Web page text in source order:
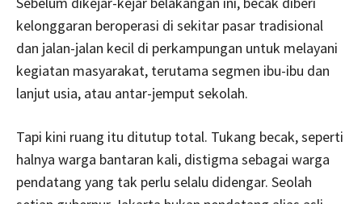
kelonggaran beroperasi di sekitar pasar tradisional
dan jalan-jalan kecil di perkampungan untuk melayani
kegiatan masyarakat, terutama segmen ibu-ibu dan
lanjut usia, atau antar-jemput sekolah.
Tapi kini ruang itu ditutup total. Tukang becak, seperti
halnya warga bantaran kali, distigma sebagai warga
pendatang yang tak perlu selalu didengar. Seolah